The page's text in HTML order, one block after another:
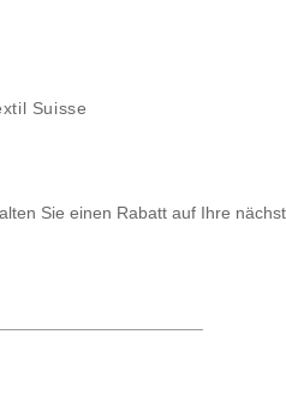
Suisse
Sie einen Rabatt auf Ihre